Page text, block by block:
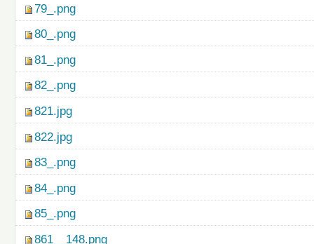
79_.png
80_.png
81_.png
82_.png
821.jpg
822.jpg
83_.png
84_.png
85_.png
861__148.png